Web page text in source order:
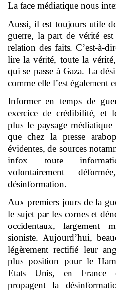
La face médiatique nous
Aussi, il est toujours utile
guerre, la part de vérité
relation des faits. C’est-à-
lire la vérité, toute la
qui se passe à Gaza. La
comme elle l’est également
Informer en temps de
exercice de crédibilité, et
plus le paysage
que chez la presse
évidentes, de sources
infox toute
volontairement
désinformation.
Aux premiers jours de la
le sujet par les cornes et
occidentaux, largement
sioniste. Aujourd’hui,
légèrement rectifié leur
plus position pour le
Etats Unis, en France
propagent la